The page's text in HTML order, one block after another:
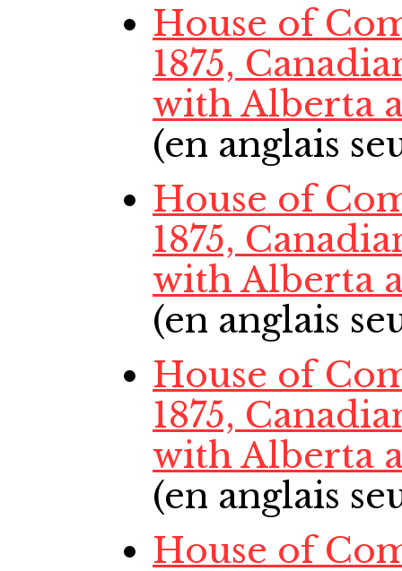
House of
1875,
with Alberta
(en anglais
House of
1875,
with Alberta
(en anglais
House of
1875,
with Alberta
(en anglais
House of